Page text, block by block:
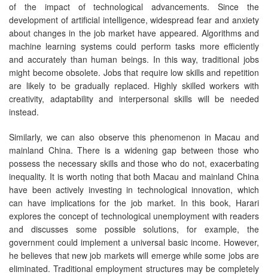
of the impact of technological advancements. Since the
development of artificial intelligence, widespread fear and anxiety
about changes in the job market have appeared. Algorithms and
machine learning systems could perform tasks more efficiently
and accurately than human beings. In this way, traditional jobs
might become obsolete. Jobs that require low skills and repetition
are likely to be gradually replaced. Highly skilled workers with
creativity, adaptability and interpersonal skills will be needed
instead.
Similarly, we can also observe this phenomenon in Macau and
mainland China. There is a widening gap between those who
possess the necessary skills and those who do not, exacerbating
inequality. It is worth noting that both Macau and mainland China
have been actively investing in technological innovation, which
can have implications for the job market. In this book, Harari
explores the concept of technological unemployment with readers
and discusses some possible solutions, for example, the
government could implement a universal basic income. However,
he believes that new job markets will emerge while some jobs are
eliminated. Traditional employment structures may be completely